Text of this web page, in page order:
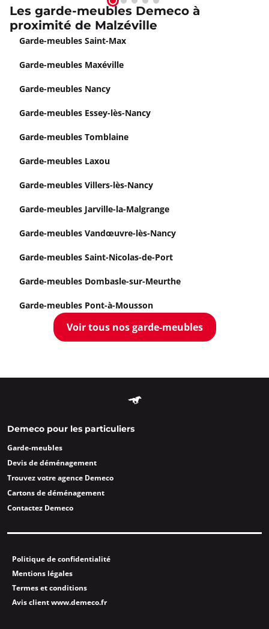
Les garde-meubles Demeco à
proximité de Malzéville
Garde-meubles Saint-Max
Garde-meubles Maxéville
Garde-meubles Nancy
Garde-meubles Essey-lès-Nancy
Garde-meubles Tomblaine
Garde-meubles Laxou
Garde-meubles Villers-lès-Nancy
Garde-meubles Jarville-la-Malgrange
Garde-meubles Vandœuvre-lès-Nancy
Garde-meubles Saint-Nicolas-de-Port
Garde-meubles Dombasle-sur-Meurthe
Garde-meubles Pont-à-Mousson
Voir tous nos garde-meubles
Demeco pour les particuliers
Garde-meubles
Devis de déménagement
Trouvez votre agence Demeco
Cartons de déménagement
Contactez Demeco
Politique de confidentialité
Mentions légales
Termes et conditions
Avis client www.demeco.fr